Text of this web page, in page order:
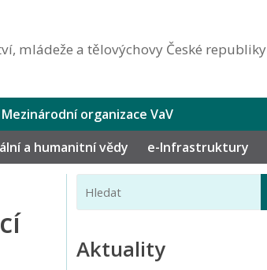
mládeže a tělovýchovy České republiky
Mezinárodní organizace VaV
a humanitní vědy e-Infrastruktury
Aktuality